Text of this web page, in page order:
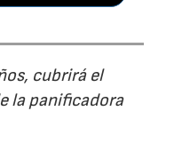
cubrirá el
la panificadora